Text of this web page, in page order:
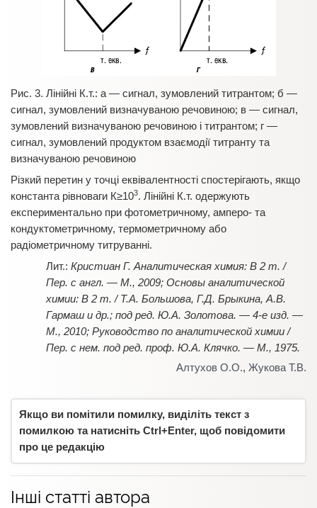
Рис. 3. Лінійні К.т.: а — сигнал, зумовлений титрантом; б —
сигнал, зумовлений визначуваною речовиною; в — сигнал,
зумовлений визначуваною речовиною і титрантом; г —
сигнал, зумовлений продуктом взаємодії титранту та
визначуваною речовиною
Різкий перетин у точці еквівалентності спостерігають, якщо
константа рівноваги К≥103. Лінійні К.т. одержують
експериментально при фотометричному, амперо- та
кондуктометричному, термометричному або
радіометричному титруванні.
Кристиан Г. Аналитическая химия: В 2 т. /
Пер. с англ. — М., 2009; Основы аналитической
химии: В 2 т. / Т.А. Большова, Г.Д. Брыкина, А.В.
Гармаш и др.; под ред. Ю.А. Золотова. — 4-е изд. —
М., 2010; Руководство по аналитической химии /
Пер. с нем. под ред. проф. Ю.А. Клячко. — М., 1975.
Алтухов О.О., Жукова Т.В.
Якщо ви помітили помилку, виділіть текст з
помилкою та натисніть Ctrl+Enter, щоб повідомити
про це редакцію
Інші статті автора